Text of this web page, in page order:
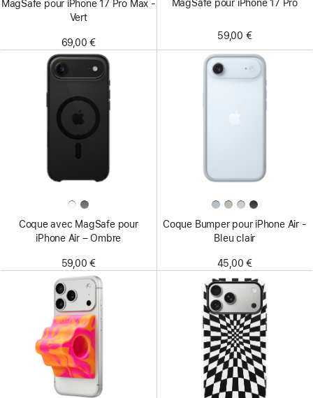
MagSafe pour iPhone 17 Pro Max -
Vert
69,00 €
MagSafe pour iPhone 17 Pro
59,00 €
Coque avec MagSafe pour
iPhone Air – Ombre
59,00 €
Coque Bumper pour iPhone Air -
Bleu clair
45,00 €